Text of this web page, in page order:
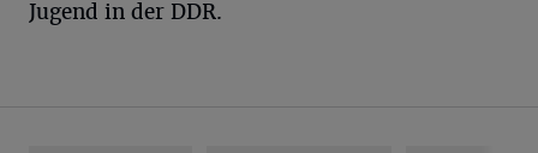
Jugend in der DDR.